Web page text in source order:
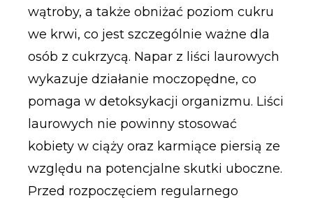
wątroby, a także obniżać poziom cukru
we krwi, co jest szczególnie ważne dla
osób z cukrzycą. Napar z liści laurowych
wykazuje działanie moczopędne, co
pomaga w detoksykacji organizmu. Liści
laurowych nie powinny stosować
kobiety w ciąży oraz karmiące piersią ze
względu na potencjalne skutki uboczne.
Przed rozpoczęciem regularnego